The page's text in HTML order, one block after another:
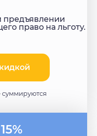
предъявлении
право на льготу.
суммируются